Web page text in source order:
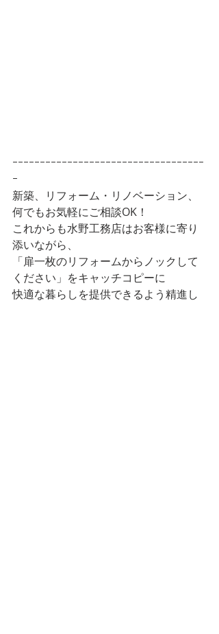
ｰｰｰｰｰｰｰｰｰｰｰｰｰｰｰｰｰｰｰｰｰｰｰｰｰｰｰｰｰｰｰｰｰｰｰ
ｰ
新築、リフォーム・リノベーション、
何でもお気軽にご相談OK！
これからも水野工務店はお客様に寄り
添いながら、
「扉一枚のリフォームからノックして
ください」をキャッチコピーに
快適な暮らしを提供できるよう精進し